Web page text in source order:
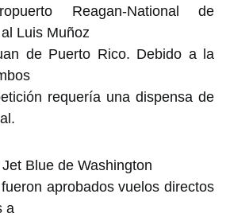
Reagan-National de
Luis Muñoz
de Puerto Rico. Debido a la
requería una dispensa de
Blue de Washington
aprobados vuelos directos
a